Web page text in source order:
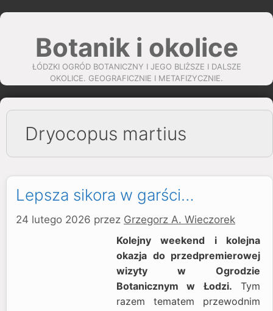
Przejdź
Botanik i okolice
ŁÓDZKI OGRÓD BOTANICZNY I JEGO BLIŻSZE I DALSZE
OKOLICE. GEOGRAFICZNIE I METAFIZYCZNIE.
Dryocopus martius
Lepsza sikora w garści…
24 lutego 2026 przez Grzegorz A. Wieczorek
Kolejny weekend i kolejna
okazja do przedpremierowej
wizyty w Ogrodzie
Botanicznym w Łodzi. Tym
razem tematem przewodnim